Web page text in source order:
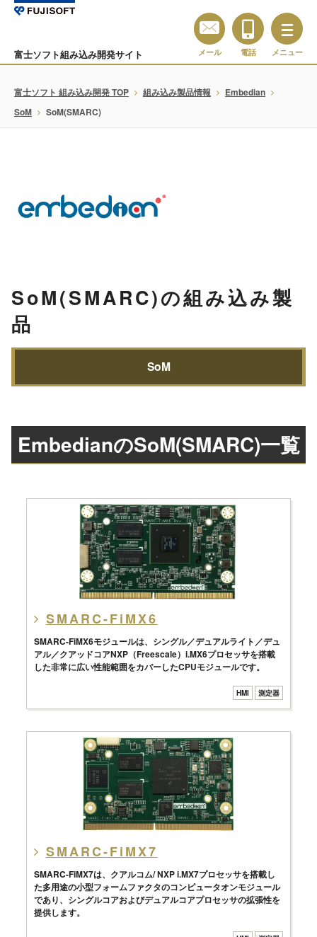
富士ソフト組み込み開発サイト メール 電話 メニュー
富士ソフト 組み込み開発 TOP 組み込み製品情報
Embedian
SoM
SoM(SMARC)
SoM(SMARC)の組み込み製
品
SoM
EmbedianのSoM(SMARC)一覧
SMARC-FiMX6
SMARC-FiMX6モジュールは、シングル／デュアルライト／デュ
アル／クアッドコアNXP（Freescale）i.MX6プロセッサを搭載
した非常に広い性能範囲をカバーしたCPUモジュールです。
HMI 測定器
SMARC-FiMX7
SMARC-FiMX7は、クアルコム/ NXP i.MX7プロセッサを搭載し
た多用途の小型フォームファクタのコンピュータオンモジュール
であり、シングルコアおよびデュアルコアプロセッサの拡張性を
提供します。